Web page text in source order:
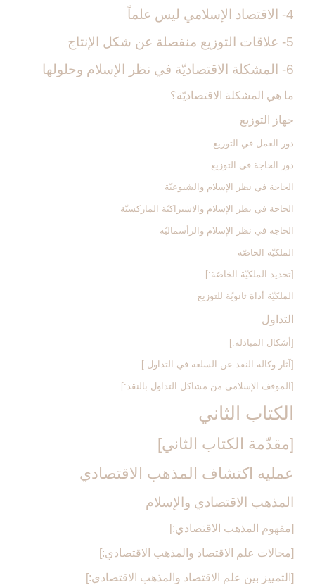
4- الاقتصاد الإسلامي ليس علماً
5- علاقات التوزيع منفصلة عن شكل الإنتاج‏
6- المشكلة الاقتصاديّة في نظر الإسلام وحلولها
ما هي المشكلة الاقتصاديّة؟
جهاز التوزيع‏
دور العمل في التوزيع
دور الحاجة في التوزيع
الحاجة في نظر الإسلام والشيوعيّة
الحاجة في نظر الإسلام والاشتراكيّة الماركسيّة
الحاجة في نظر الإسلام والرأسماليّة
الملكيّة الخاصّة
[تحديد الملكيّة الخاصّة:]
الملكيّة أداة ثانويّة للتوزيع
التداول‏
[أشكال المبادلة:]
[آثار وكالة النقد عن السلعة في التداول:]
[الموقف الإسلامي من مشاكل التداول بالنقد:]
الكتاب الثاني
[مقدّمة الكتاب الثاني‏]
عمليه اكتشاف المذهب الاقتصادي‏
المذهب الاقتصادي والإسلام‏
[مفهوم المذهب الاقتصادي:]
[مجالات علم الاقتصاد والمذهب الاقتصادي:]
[التمييز بين علم الاقتصاد والمذهب الاقتصادي:]